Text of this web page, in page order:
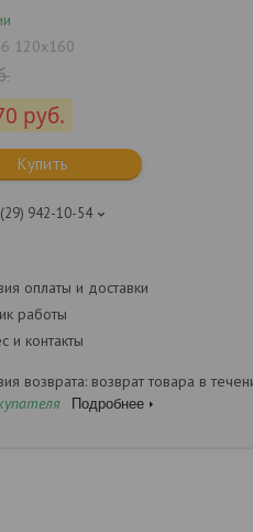
120х160
руб.
Купить
942-10-54
оплаты и доставки
работы
и контакты
возврат товара в
Подробнее